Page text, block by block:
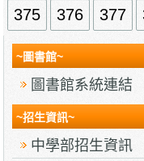
375 376 377
~圖書館~
圖書館系統連結
~招生資訊~
中學部招生資訊